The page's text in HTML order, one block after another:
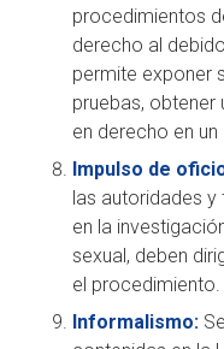
procedimientos
derecho al
permite exponer
pruebas, obtener
en derecho en
Impulso de
las autoridades
en la
sexual, deben
el procedimiento.
Informalismo: